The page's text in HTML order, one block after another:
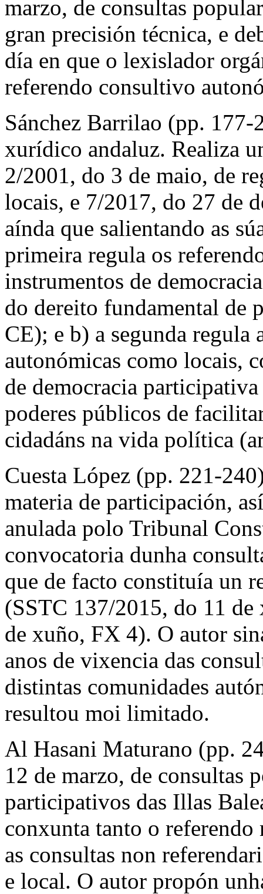
marzo, de consultas
gran precisión técnica, e
día en que o lexislador
referendo consultivo
Sánchez Barrilao (pp. 177-
xurídico andaluz. Realiza
2/2001, do 3 de maio, de
locais, e 7/2017, do 27 de
aínda que salientando as
primeira regula os
instrumentos de
do dereito fundamental de
CE); e b) a segunda regula
autonómicas como locais,
de democracia
poderes públicos de
cidadáns na vida política
Cuesta López (pp. 221-
materia de participación,
anulada polo Tribunal
convocatoria dunha
que de facto constituía un
(SSTC 137/2015, do 11
de xuño, FX 4). O autor
anos de vixencia das
distintas comunidades
resultou moi limitado.
Al Hasani Maturano (pp.
12 de marzo, de consultas
participativos das Illas
conxunta tanto o
as consultas non
e local. O autor propón